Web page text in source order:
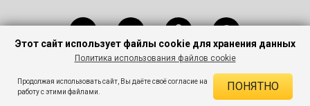
Этот сайт использует файлы cookie для хранения данных
Политика использования файлов cookie
Продолжая использовать сайт, Вы даёте своё согласие на
работу с этими файлами.
ПОНЯТНО